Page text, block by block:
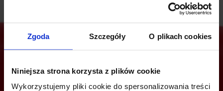
Zgoda Szczegóły O plikach cookies
Niniejsza strona korzysta z plików cookie
Wykorzystujemy pliki cookie do spersonalizowania treści
Jesteś zainteresowany tą ofertą?